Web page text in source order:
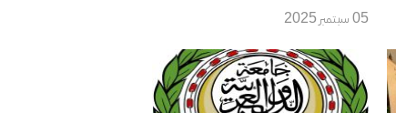
الشريف لدعم صمود الفلسطينيين
05 سبتمبر 2025